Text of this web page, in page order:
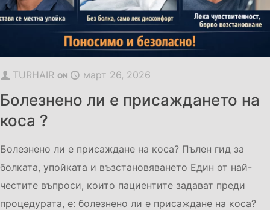
TURHAIR ON март 26, 2026
Болезнено ли е присаждането на
коса ?
Болезнено ли е присаждане на коса? Пълен гид за
болката, упойката и възстановяването Един от най-
честите въпроси, които пациентите задават преди
процедурата, е: болезнено ли е присаждане на коса?